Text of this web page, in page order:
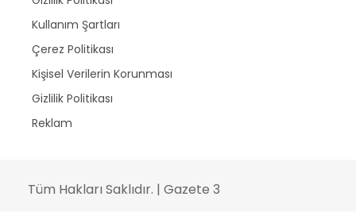
Kullanım Şartları
Çerez Politikası
Kişisel Verilerin Korunması
Gizlilik Politikası
Reklam
Tüm Hakları Saklıdır. | Gazete 3